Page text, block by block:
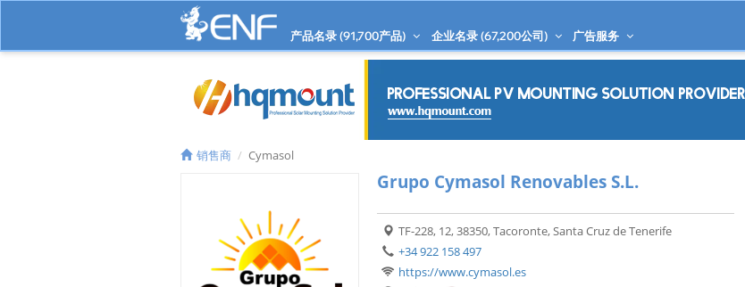
产品名录 (91,700产品) 企业名录 (67,200公司) 广告服务
销售商 Cymasol
Grupo Cymasol Renovables S.L.
TF-228, 12, 38350, Tacoronte, Santa Cruz de Tenerife
+34 922 158 497
https://www.cymasol.es